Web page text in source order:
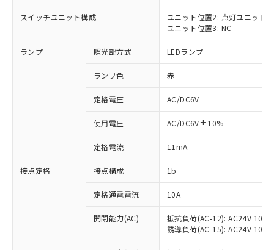
スイッチユニット構成
ユニット位置2: 点灯ユニット
ユニット位置3: NC
ランプ 照光部方式 LEDランプ
ランプ色 赤
定格電圧 AC/DC6V
使用電圧 AC/DC6V±10%
定格電流 11mA
接点定格 接点構成 1b
定格通電電流 10A
開閉能力(AC)
抵抗負荷(AC-12): AC24V 10A/
誘導負荷(AC-15): AC24V
以下の条件をお読みいただき、同意のうえ
本サービスは、当社制御機器事業取扱
商品の当社在庫状況および標準価格
(税抜)を提供させていただくもので
当社制御機器事業取扱商品の中には、
本サービスの対象外となる商品もある
非含有に対応した製品が提供可能な商品で
対応予定：EU RoHS指令（10物質）の非含
有に対応した製品に切り替える予定のある
対応予定なし：EU RoHS指令（10物質）の
非含有に非対応の商品で、対応品を出す予
調査・確認中：EU RoHS指令（10物質）の
非含有の対応状況を調査中または確認中の
非該当品：ライセンス料など無形物で、有
害物質有無と関係のない商品です。
仕入先様の事情により、非含有部品として
「○」：最大均質材料含有率が中国RoHSの
基準値以下であることを示します。
「×」：最大均質材料含有率が中国RoHSの